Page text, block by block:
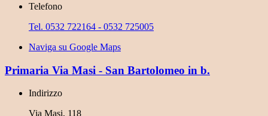
Telefono
Tel. 0532 722164 - 0532 725005
Naviga su Google Maps
Primaria Via Masi - San Bartolomeo in b.
Indirizzo
Via Masi, 118